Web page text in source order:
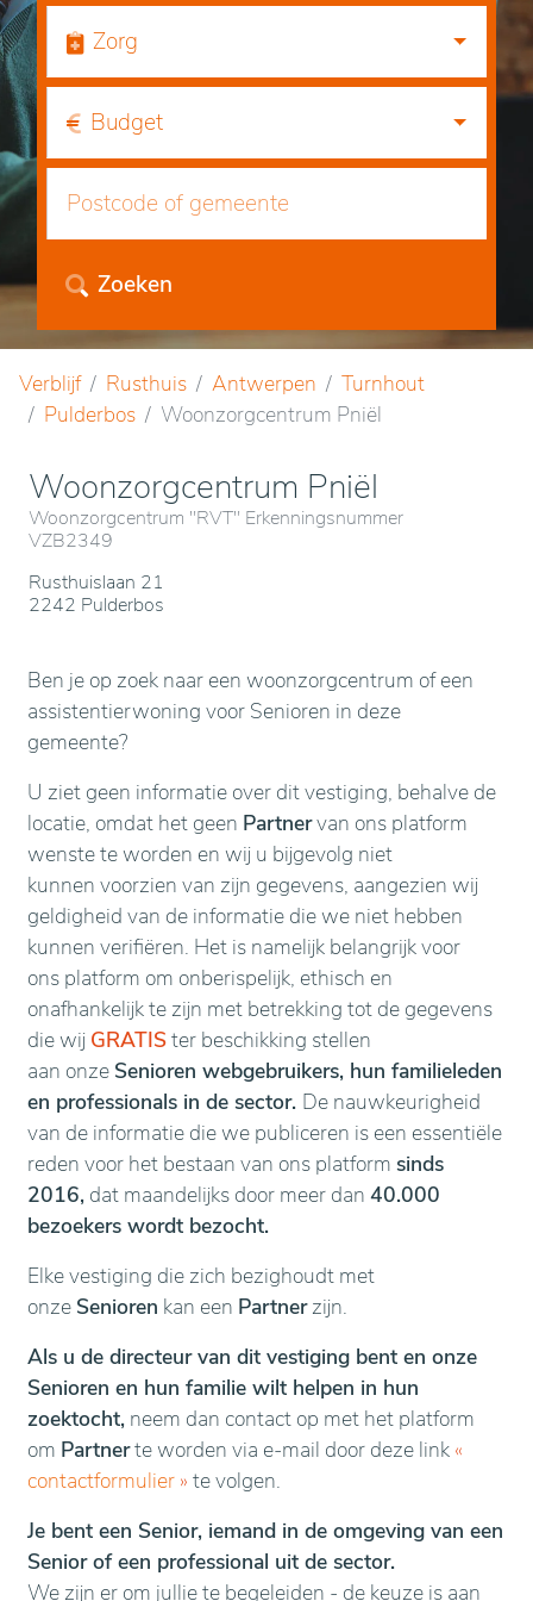
Zorg
Budget
Zoeken
Verblijf Rusthuis Antwerpen
Turnhout
Pulderbos
Woonzorgcentrum Pniël
Woonzorgcentrum Pniël
Woonzorgcentrum "RVT" Erkenningsnummer
VZB2349
Rusthuislaan 21
2242 Pulderbos
Ben je op zoek naar een woonzorgcentrum of een
assistentierwoning voor Senioren in deze
gemeente?
U ziet geen informatie over dit vestiging, behalve de
locatie, omdat het geen Partnervan ons platform
wenste te worden en wij u bijgevolg niet
kunnen voorzien van zijn gegevens, aangezien wij
geldigheid van de informatie die we niet hebben
kunnen verifiëren. Het is namelijk belangrijk voor
ons platform om onberispelijk, ethisch en
onafhankelijk te zijn met betrekking tot de gegevens
die wij GRATISter beschikking stellen
aan onze Senioren webgebruikers, hun familieleden
en professionals in de sector. De nauwkeurigheid
van de informatie die we publiceren is een essentiële
reden voor het bestaan van ons platform sinds
2016, dat maandelijks door meer dan 40.000
bezoekers wordt bezocht.
Elke vestiging die zich bezighoudt met
onze Senioren kan een Partnerzijn.
Als u de directeur van dit vestiging bent en onze
Senioren en hun familie wilt helpen in hun
zoektocht, neem dan contact op met het platform
om Partnerte worden via e-mail door deze link «
contactformulier » te volgen.
Je bent een Senior, iemand in de omgeving van een
Senior of een professional uit de sector.
We zijn er om jullie te begeleiden - de keuze is aan